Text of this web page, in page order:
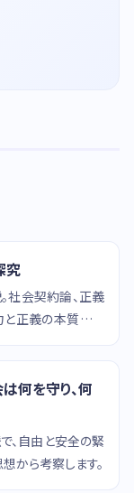
究
社会契約論、正義
正義の本質を探
何を守り、何
、自由と安全の緊
から考察します。